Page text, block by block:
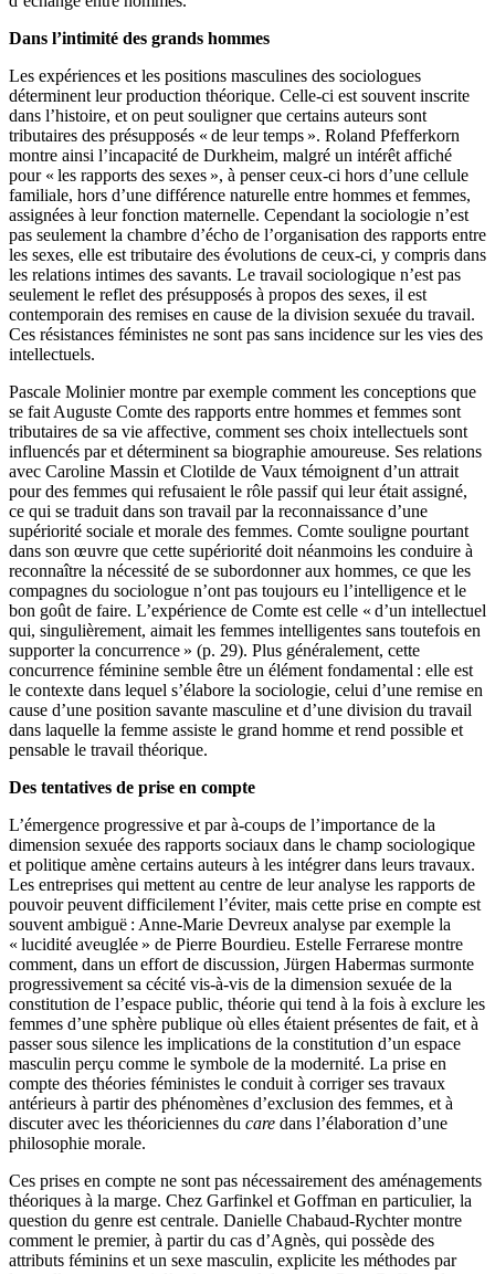
Dans l’intimité des grands hommes
Les expériences et les positions masculines des sociologues
déterminent leur production théorique. Celle-ci est souvent inscrite
dans l’histoire, et on peut souligner que certains auteurs sont
tributaires des présupposés « de leur temps ». Roland Pfefferkorn
montre ainsi l’incapacité de Durkheim, malgré un intérêt affiché
pour « les rapports des sexes », à penser ceux-ci hors d’une cellule
familiale, hors d’une différence naturelle entre hommes et femmes,
assignées à leur fonction maternelle. Cependant la sociologie n’est
pas seulement la chambre d’écho de l’organisation des rapports entre
les sexes, elle est tributaire des évolutions de ceux-ci, y compris dans
les relations intimes des savants. Le travail sociologique n’est pas
seulement le reflet des présupposés à propos des sexes, il est
contemporain des remises en cause de la division sexuée du travail.
Ces résistances féministes ne sont pas sans incidence sur les vies des
intellectuels.
Pascale Molinier montre par exemple comment les conceptions que
se fait Auguste Comte des rapports entre hommes et femmes sont
tributaires de sa vie affective, comment ses choix intellectuels sont
influencés par et déterminent sa biographie amoureuse. Ses relations
avec Caroline Massin et Clotilde de Vaux témoignent d’un attrait
pour des femmes qui refusaient le rôle passif qui leur était assigné,
ce qui se traduit dans son travail par la reconnaissance d’une
supériorité sociale et morale des femmes. Comte souligne pourtant
dans son œuvre que cette supériorité doit néanmoins les conduire à
reconnaître la nécessité de se subordonner aux hommes, ce que les
compagnes du sociologue n’ont pas toujours eu l’intelligence et le
bon goût de faire. L’expérience de Comte est celle « d’un intellectuel
qui, singulièrement, aimait les femmes intelligentes sans toutefois en
supporter la concurrence » (p. 29). Plus généralement, cette
concurrence féminine semble être un élément fondamental : elle est
le contexte dans lequel s’élabore la sociologie, celui d’une remise en
cause d’une position savante masculine et d’une division du travail
dans laquelle la femme assiste le grand homme et rend possible et
pensable le travail théorique.
Des tentatives de prise en compte
L’émergence progressive et par à-coups de l’importance de la
dimension sexuée des rapports sociaux dans le champ sociologique
et politique amène certains auteurs à les intégrer dans leurs travaux.
Les entreprises qui mettent au centre de leur analyse les rapports de
pouvoir peuvent difficilement l’éviter, mais cette prise en compte est
souvent ambiguë : Anne-Marie Devreux analyse par exemple la
« lucidité aveuglée » de Pierre Bourdieu. Estelle Ferrarese montre
comment, dans un effort de discussion, Jürgen Habermas surmonte
progressivement sa cécité vis-à-vis de la dimension sexuée de la
constitution de l’espace public, théorie qui tend à la fois à exclure les
femmes d’une sphère publique où elles étaient présentes de fait, et à
passer sous silence les implications de la constitution d’un espace
masculin perçu comme le symbole de la modernité. La prise en
compte des théories féministes le conduit à corriger ses travaux
antérieurs à partir des phénomènes d’exclusion des femmes, et à
discuter avec les théoriciennes du care dans l’élaboration d’une
philosophie morale.
Ces prises en compte ne sont pas nécessairement des aménagements
théoriques à la marge. Chez Garfinkel et Goffman en particulier, la
question du genre est centrale. Danielle Chabaud-Rychter montre
comment le premier, à partir du cas d’Agnès, qui possède des
attributs féminins et un sexe masculin, explicite les méthodes par